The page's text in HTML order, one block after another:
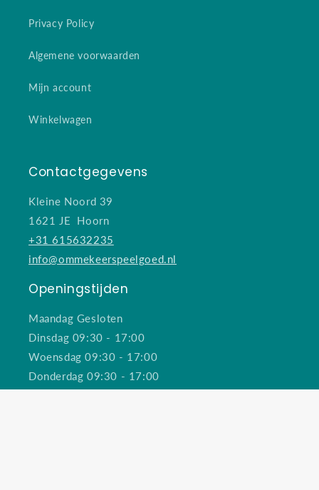
Privacy Policy
Algemene voorwaarden
Mijn account
Winkelwagen
Contactgegevens
Kleine Noord 39
1621 JE Hoorn
+31 615632235
info@ommekeerspeelgoed.nl
Openingstijden
Maandag Gesloten
Dinsdag 09:30 - 17:00
Woensdag 09:30 - 17:00
Donderdag 09:30 - 17:00